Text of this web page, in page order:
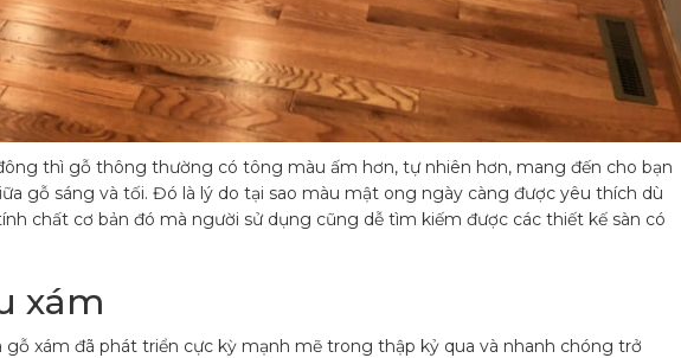
thì gỗ thông thường có tông màu ấm hơn, tự nhiên hơn, mang đến cho bạn
gỗ sáng và tối. Đó là lý do tại sao màu mật ong ngày càng được yêu thích dù
chất cơ bản đó mà người sử dụng cũng dễ tìm kiếm được các thiết kế sàn có
xám
gỗ xám đã phát triển cực kỳ mạnh mẽ trong thập kỷ qua và nhanh chóng trở